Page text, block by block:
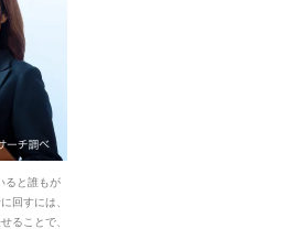
ると誰もが
回すには、
ることで、